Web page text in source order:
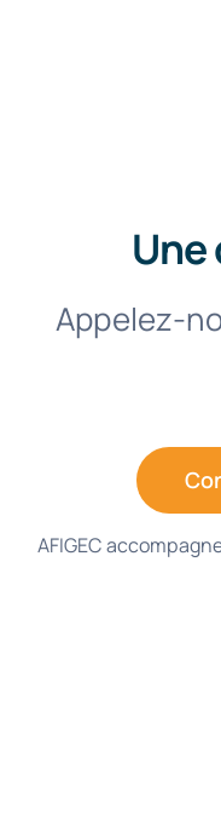
Une
Appelez-
AFIGEC